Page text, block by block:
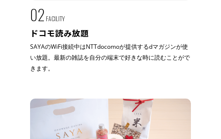
02 FACILITY
ドコモ読み放題
SAYAのWiFi接続中はNTTdocomoが提供するdマガジンが使
い放題。最新の雑誌を自分の端末で好きな時に読むことがで
きます。